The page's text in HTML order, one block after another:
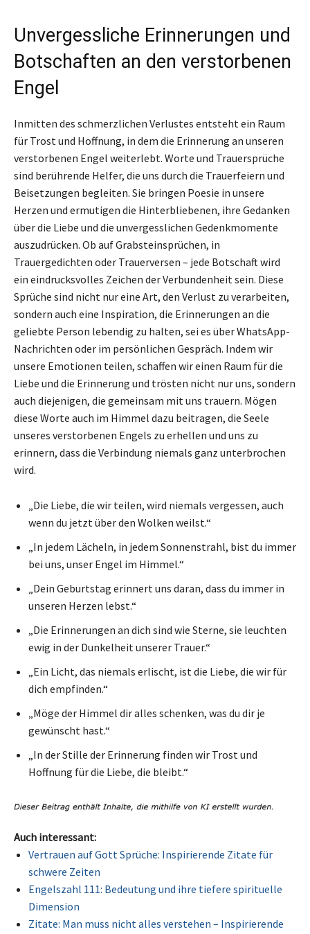
Unvergessliche Erinnerungen und
Botschaften an den verstorbenen
Engel
Inmitten des schmerzlichen Verlustes entsteht ein Raum
für Trost und Hoffnung, in dem die Erinnerung an unseren
verstorbenen Engel weiterlebt. Worte und Trauersprüche
sind berührende Helfer, die uns durch die Trauerfeiern und
Beisetzungen begleiten. Sie bringen Poesie in unsere
Herzen und ermutigen die Hinterbliebenen, ihre Gedanken
über die Liebe und die unvergesslichen Gedenkmomente
auszudrücken. Ob auf Grabsteinsprüchen, in
Trauergedichten oder Trauerversen – jede Botschaft wird
ein eindrucksvolles Zeichen der Verbundenheit sein. Diese
Sprüche sind nicht nur eine Art, den Verlust zu verarbeiten,
sondern auch eine Inspiration, die Erinnerungen an die
geliebte Person lebendig zu halten, sei es über WhatsApp-
Nachrichten oder im persönlichen Gespräch. Indem wir
unsere Emotionen teilen, schaffen wir einen Raum für die
Liebe und die Erinnerung und trösten nicht nur uns, sondern
auch diejenigen, die gemeinsam mit uns trauern. Mögen
diese Worte auch im Himmel dazu beitragen, die Seele
unseres verstorbenen Engels zu erhellen und uns zu
erinnern, dass die Verbindung niemals ganz unterbrochen
wird.
„Die Liebe, die wir teilen, wird niemals vergessen, auch
wenn du jetzt über den Wolken weilst.“
„In jedem Lächeln, in jedem Sonnenstrahl, bist du immer
bei uns, unser Engel im Himmel.“
„Dein Geburtstag erinnert uns daran, dass du immer in
unseren Herzen lebst.“
„Die Erinnerungen an dich sind wie Sterne, sie leuchten
ewig in der Dunkelheit unserer Trauer.“
„Ein Licht, das niemals erlischt, ist die Liebe, die wir für
dich empfinden.“
„Möge der Himmel dir alles schenken, was du dir je
gewünscht hast.“
„In der Stille der Erinnerung finden wir Trost und
Hoffnung für die Liebe, die bleibt.“
Auch interessant:
Vertrauen auf Gott Sprüche: Inspirierende Zitate für
schwere Zeiten
Engelszahl 111: Bedeutung und ihre tiefere spirituelle
Dimension
Zitate: Man muss nicht alles verstehen – Inspirierende